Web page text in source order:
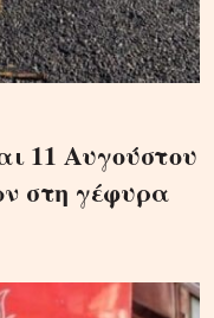
11 Αυγούστου
στη γέφυρα